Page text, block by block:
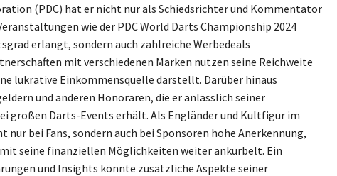
(PDC) hat er nicht nur als Schiedsrichter und Kommentator
wie der PDC World Darts Championship 2024
erlangt, sondern auch zahlreiche Werbedeals
mit verschiedenen Marken nutzen seine Reichweite
lukrative Einkommensquelle darstellt. Darüber hinaus
und anderen Honoraren, die er anlässlich seiner
großen Darts-Events erhält. Als Engländer und Kultfigur im
bei Fans, sondern auch bei Sponsoren hohe Anerkennung,
seine finanziellen Möglichkeiten weiter ankurbelt. Ein
und Insights könnte zusätzliche Aspekte seiner